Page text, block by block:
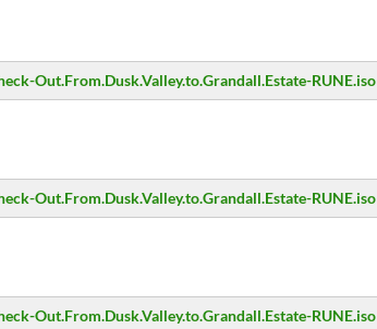
Out.From.Dusk.Valley.to.Grandall.Estate-RUNE.iso
Out.From.Dusk.Valley.to.Grandall.Estate-RUNE.iso
Out.From.Dusk.Valley.to.Grandall.Estate-RUNE.iso